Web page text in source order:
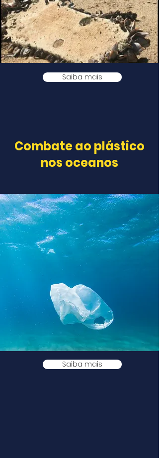
Saiba mais
Combate ao plástico
nos oceanos
Saiba mais